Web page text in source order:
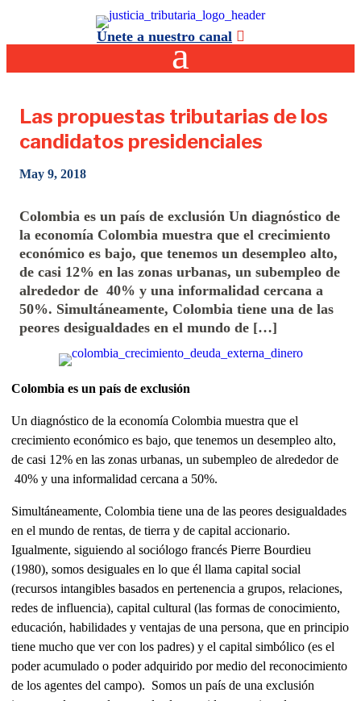
Únete a nuestro canal
Las propuestas tributarias de los
candidatos presidenciales
May 9, 2018
Colombia es un país de exclusión Un diagnóstico de
la economía Colombia muestra que el crecimiento
económico es bajo, que tenemos un desempleo alto,
de casi 12% en las zonas urbanas, un subempleo de
alrededor de 40% y una informalidad cercana a
50%. Simultáneamente, Colombia tiene una de las
peores desigualdades en el mundo de […]
Colombia es un país de exclusión
Un diagnóstico de la economía Colombia muestra que el
crecimiento económico es bajo, que tenemos un desempleo alto,
de casi 12% en las zonas urbanas, un subempleo de alrededor de
40% y una informalidad cercana a 50%.
Simultáneamente, Colombia tiene una de las peores desigualdades
en el mundo de rentas, de tierra y de capital accionario.
Igualmente, siguiendo al sociólogo francés Pierre Bourdieu
(1980), somos desiguales en lo que él llama capital social
(recursos intangibles basados en pertenencia a grupos, relaciones,
redes de influencia), capital cultural (las formas de conocimiento,
educación, habilidades y ventajas de una persona, que en principio
tiene mucho que ver con los padres) y el capital simbólico (es el
poder acumulado o poder adquirido por medio del reconocimiento
de los agentes del campo). Somos un país de una exclusión